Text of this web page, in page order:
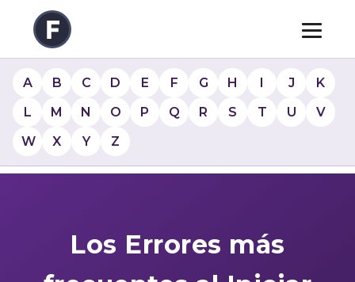
A B C D E F G H I J
K
L
M N O P Q R S T U
V
W
X Y Z
Los Errores más